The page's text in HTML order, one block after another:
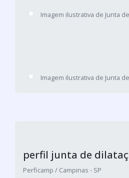
Imagem ilustrativa de Junta
Imagem ilustrativa de Junta
perfil junta de
Perficamp / Campinas - SP